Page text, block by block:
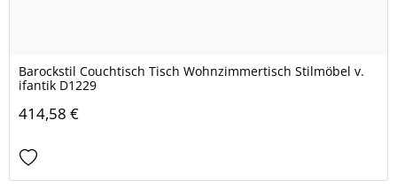
Barockstil Couchtisch Tisch Wohnzimmertisch Stilmöbel v.
ifantik D1229
414,58 €